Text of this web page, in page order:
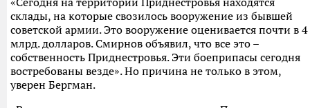
склады, на которые свозилось вооружение из бывшей
советской армии. Это вооружение оценивается почти в 4
млрд. долларов. Смирнов объявил, что все это –
собственность Приднестровья. Эти боеприпасы сегодня
востребованы везде». Но причина не только в этом,
уверен Бергман.